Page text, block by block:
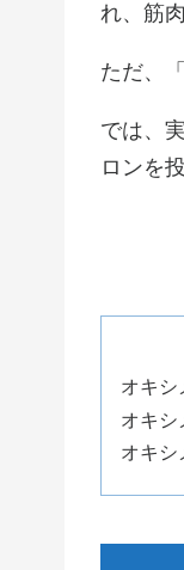
れ、筋
ただ、
では、
ロンを
オキシ
オキシ
オキシ